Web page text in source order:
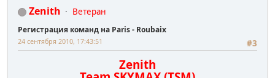
Zenith Ветеран
Регистрация команд на Paris - Roubaix
#3
24 сентября 2010, 17:43:51
Zenith